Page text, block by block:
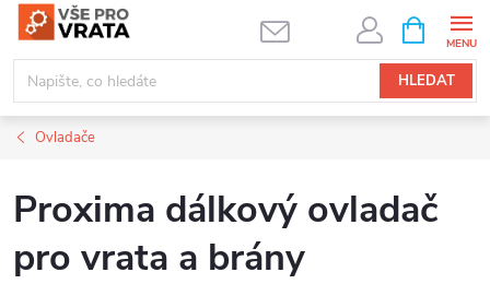
Přejít
obsah
HLEDAT
NÁKUPNÍ
KOŠÍK
Ovladače
Proxima dálkový ovladač
pro vrata a brány